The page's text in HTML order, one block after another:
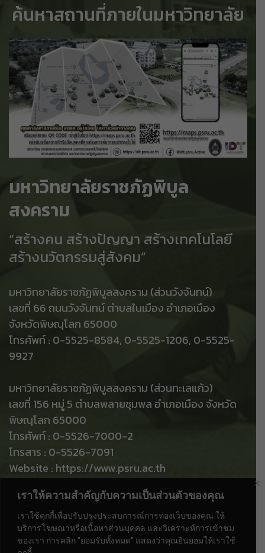
เราให้ความสำคัญกับความเป็นส่วนตัวของคุณ
เราใช้คุกกี้เพื่อปรับปรุงประสบการณ์การท่องเว็บของคุณ ให้
บริการโฆษณาหรือเนื้อหาส่วนบุคคล และวิเคราะห์การเข้าชม
ของเรา การคลิก "ยอมรับทั้งหมด" แสดงว่าคุณยินยอมให้เราใช้
มหาวิทยาลัยราชภัฏพิบูล
สงคราม
“สร้างคน สร้างปัญญา สร้างเทคโนโลยี
สร้างนวัตกรรมสู่สังคม”
มหาวิทยาลัยราชภัฏพิบูลสงคราม (ส่วนวังจันทน์)
เลขที่ 66 ถนนวังจันทน์ ตำบลในเมือง อำเภอเมือง
จังหวัดพิษณุโลก 65000
โทรศัพท์ : 0-5525-8584, 0-5525-1206, 0-5525-
9927
มหาวิทยาลัยราชภัฏพิบูลสงคราม (ส่วนทะเลแก้ว)
เลขที่ 156 หมู่ 5 ตำบลพลายชุมพล อำเภอเมือง จังหวัด
พิษณุโลก 65000
โทรศัพท์ : 0-5526-7000-2
โทรสาร : 0-5526-7091
Website : https://www.psru.ac.th
ท่านเป็นผู้เข้าชมลำดับที่
ค้นหาสถานที่ภายในมหาวิทยาลัย